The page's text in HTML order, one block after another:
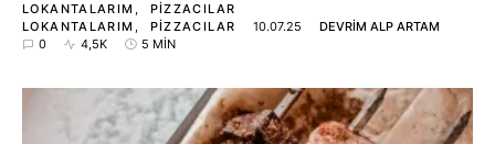
LOKANTALARIM
PIZZACILAR
LOKANTALARIM
PIZZACILAR 10.07.25
DEVRIM ALP ARTAM
0
4,5K 5 MIN